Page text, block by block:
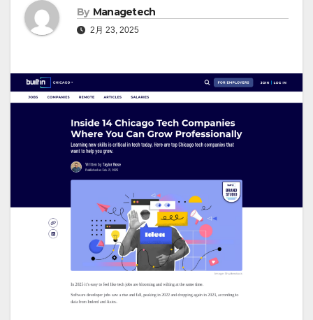
By Managetech
2月 23, 2025